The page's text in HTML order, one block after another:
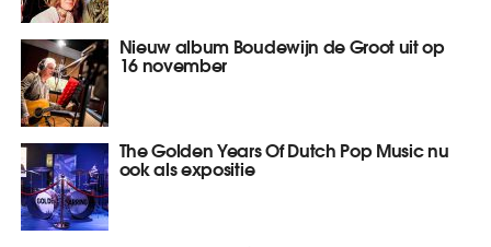
Nieuw album Boudewijn de Groot uit op
16 november
The Golden Years Of Dutch Pop Music nu
ook als expositie